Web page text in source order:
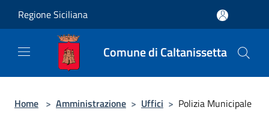
Regione Siciliana
Comune di Caltanissetta
Home > Amministrazione > Uffici > Polizia Municipale